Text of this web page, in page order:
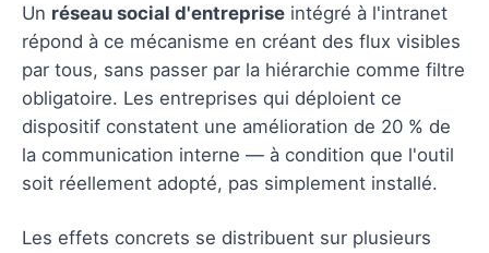
Un réseau social d'entreprise intégré à l'intranet
répond à ce mécanisme en créant des flux visibles
par tous, sans passer par la hiérarchie comme filtre
obligatoire. Les entreprises qui déploient ce
dispositif constatent une amélioration de 20 % de
la communication interne — à condition que l'outil
soit réellement adopté, pas simplement installé.
Les effets concrets se distribuent sur plusieurs